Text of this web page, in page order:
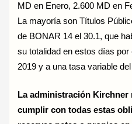
MD en Enero, 2.600 MD en
La mayoría son Títulos
de BONAR 14 el 30.1, que
su totalidad en estos días
2019 y a una tasa variable
La administración Kirchner
cumplir con todas estas